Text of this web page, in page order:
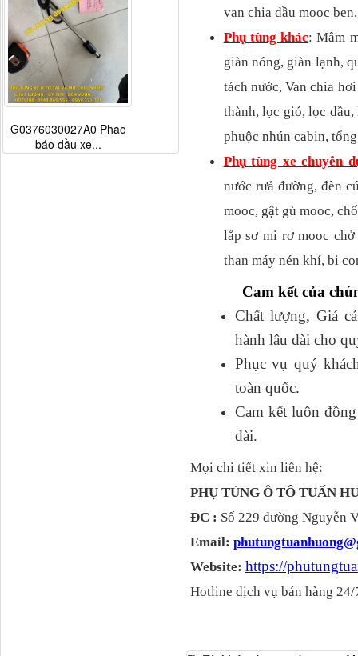
van chia dầu mooc
Phụ tùng khác: Mâm
giàn nóng, giàn lạnh,
tách nước, Van chia
thành, lọc gió, lọc
phuộc nhún cabin,
Phụ tùng xe chuyên
nước rưả đường, đèn
mooc, gật gù mooc,
lắp sơ mi rơ mooc
than máy nén khí, bi
Cam kết của
Chất lượng, Giá
hành lâu dài cho
Phục vụ quý
toàn quốc.
Cam kết luôn
dài.
Mọi chi tiết xin liên hệ:
PHỤ TÙNG Ô TÔ TUẤN
ĐC : Số 229 đường Nguyễn
Email:
Website: https://
Hotline dịch vụ bán hàng 24/
G0376030027A0 Phao
báo dầu xe...